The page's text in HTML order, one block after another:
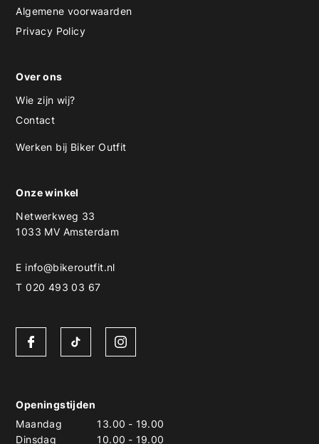
Algemene voorwaarden
Privacy Policy
Over ons
Wie zijn wij?
Contact
Werken bij Biker Outfit
Onze winkel
Netwerkweg 33
1033 MV Amsterdam
E info@bikeroutfit.nl
T 020 493 03 67
Openingstijden
Maandag
13.00 - 19.00
Dinsdag
10.00 - 19.00